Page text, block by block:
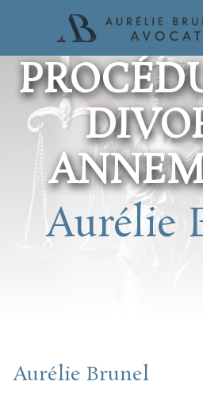
Aurélie
Aurélie Brunel